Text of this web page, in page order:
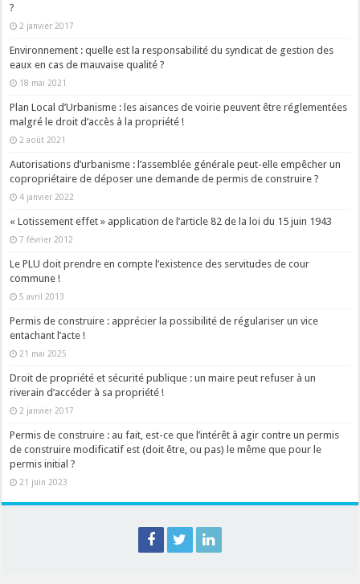
?
2 janvier 2017
Environnement : quelle est la responsabilité du syndicat de gestion des
eaux en cas de mauvaise qualité ?
18 mai 2021
Plan Local d’Urbanisme : les aisances de voirie peuvent être réglementées
malgré le droit d’accès à la propriété !
2 août 2021
Autorisations d’urbanisme : l’assemblée générale peut-elle empêcher un
copropriétaire de déposer une demande de permis de construire ?
4 janvier 2022
« Lotissement effet » application de l’article 82 de la loi du 15 juin 1943
7 février 2012
Le PLU doit prendre en compte l’existence des servitudes de cour
commune !
5 avril 2013
Permis de construire : apprécier la possibilité de régulariser un vice
entachant l’acte !
21 mai 2025
Droit de propriété et sécurité publique : un maire peut refuser à un
riverain d’accéder à sa propriété !
2 janvier 2017
Permis de construire : au fait, est-ce que l’intérêt à agir contre un permis
de construire modificatif est (doit être, ou pas) le même que pour le
permis initial ?
21 juin 2023